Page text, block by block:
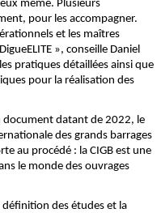
même. Plusieurs
pour les accompagner.
et les maîtres
», conseille Daniel
pratiques détaillées ainsi que
pour la réalisation des
document datant de 2022, le
des grands barrages
au procédé : la CIGB est une
le monde des ouvrages
des études et la